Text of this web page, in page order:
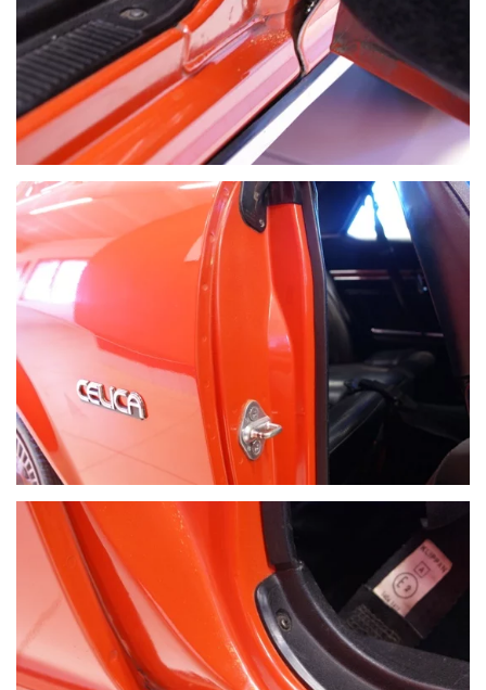
VOIR PLUS
VOIR PLUS
VOIR PLUS